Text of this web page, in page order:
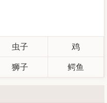
虫子 鸡
狮子 鳄鱼